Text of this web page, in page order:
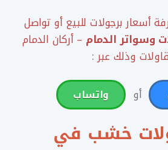
أسعار برجولات للبيع أو تواصل
وسواتر الدمام – أركان الدمام
وذلك عبر :
أو واتساب
خشب في